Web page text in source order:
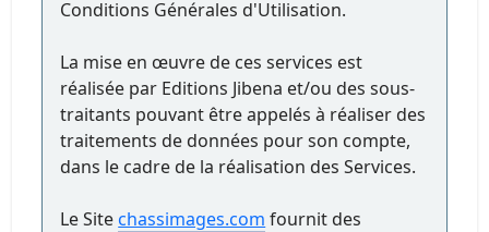
Conditions Générales d'Utilisation.
La mise en œuvre de ces services est
réalisée par Editions Jibena et/ou des sous-
traitants pouvant être appelés à réaliser des
traitements de données pour son compte,
dans le cadre de la réalisation des Services.
Le Sitechassimages.com fournit des